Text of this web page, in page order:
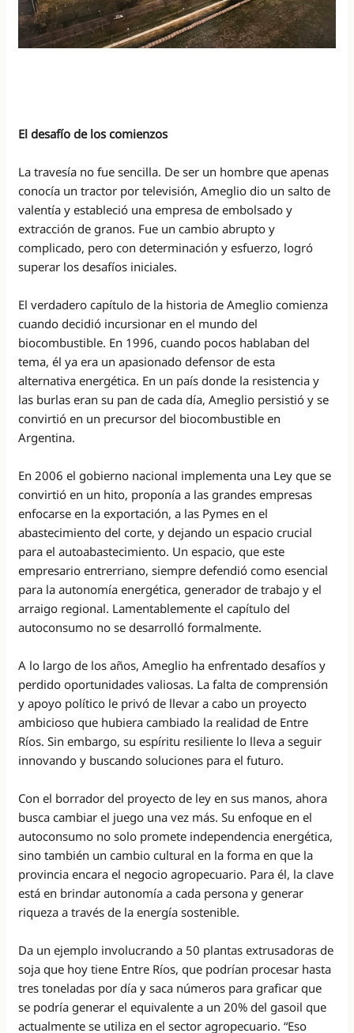
El desafío de los comienzos
La travesía no fue sencilla. De ser un hombre que apenas
conocía un tractor por televisión, Ameglio dio un salto de
valentía y estableció una empresa de embolsado y
extracción de granos. Fue un cambio abrupto y
complicado, pero con determinación y esfuerzo, logró
superar los desafíos iniciales.
El verdadero capítulo de la historia de Ameglio comienza
cuando decidió incursionar en el mundo del
biocombustible. En 1996, cuando pocos hablaban del
tema, él ya era un apasionado defensor de esta
alternativa energética. En un país donde la resistencia y
las burlas eran su pan de cada día, Ameglio persistió y se
convirtió en un precursor del biocombustible en
Argentina.
En 2006 el gobierno nacional implementa una Ley que se
convirtió en un hito, proponía a las grandes empresas
enfocarse en la exportación, a las Pymes en el
abastecimiento del corte, y dejando un espacio crucial
para el autoabastecimiento. Un espacio, que este
empresario entrerriano, siempre defendió como esencial
para la autonomía energética, generador de trabajo y el
arraigo regional. Lamentablemente el capítulo del
autoconsumo no se desarrolló formalmente.
A lo largo de los años, Ameglio ha enfrentado desafíos y
perdido oportunidades valiosas. La falta de comprensión
y apoyo político le privó de llevar a cabo un proyecto
ambicioso que hubiera cambiado la realidad de Entre
Ríos. Sin embargo, su espíritu resiliente lo lleva a seguir
innovando y buscando soluciones para el futuro.
Con el borrador del proyecto de ley en sus manos, ahora
busca cambiar el juego una vez más. Su enfoque en el
autoconsumo no solo promete independencia energética,
sino también un cambio cultural en la forma en que la
provincia encara el negocio agropecuario. Para él, la clave
está en brindar autonomía a cada persona y generar
riqueza a través de la energía sostenible.
Da un ejemplo involucrando a 50 plantas extrusadoras de
soja que hoy tiene Entre Ríos, que podrían procesar hasta
tres toneladas por día y saca números para graficar que
se podría generar el equivalente a un 20% del gasoil que
actualmente se utiliza en el sector agropecuario. “Eso